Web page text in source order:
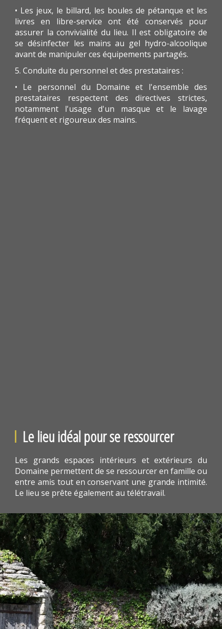
• Les jeux, le billard, les boules de pétanque et les
livres en libre-service ont été conservés pour
assurer la convivialité du lieu. Il est obligatoire de
se désinfecter les mains au gel hydro-alcoolique
avant de manipuler ces équipements partagés.
5. Conduite du personnel et des prestataires :
• Le personnel du Domaine et l'ensemble des
prestataires respectent des directives strictes,
notamment l'usage d'un masque et le lavage
fréquent et rigoureux des mains.
Le lieu idéal pour se ressourcer
Les grands espaces intérieurs et extérieurs du
Domaine permettent de se ressourcer en famille ou
entre amis tout en conservant une grande intimité.
Le lieu se prête également au télétravail.